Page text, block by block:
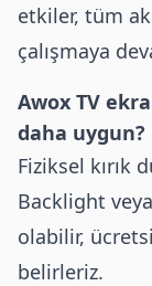
etkiler, tüm
çalışmaya
Awox TV
daha uygun?
Fiziksel kırık
Backlight
olabilir,
belirleriz.